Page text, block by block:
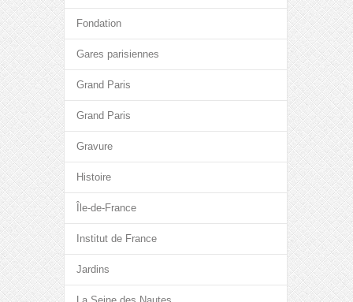
Fondation
Gares parisiennes
Grand Paris
Grand Paris
Gravure
Histoire
Île-de-France
Institut de France
Jardins